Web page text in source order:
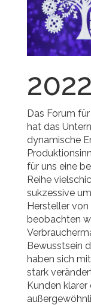
2022
Das Forum
hat das
dynamische
für uns eine
Reihe
sukzessive
Hersteller von
beobachten
Bewusstsein
haben sich
stark
Kunden klarer